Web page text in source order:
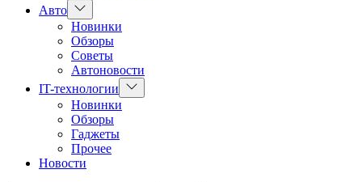
Авто Показать
подменю
Новинки
Обзоры
Советы
Автоновости
IT-технологии
Показать
подменю
Новинки
Обзоры
Гаджеты
Прочее
Новости